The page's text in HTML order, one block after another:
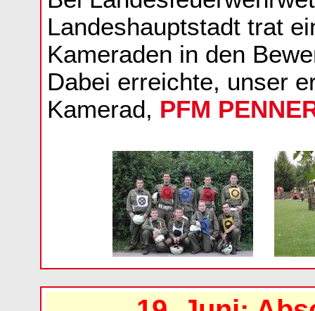
Landeshauptstadt trat
Kameraden in den
Dabei erreichte, unser
Kamerad, PFM